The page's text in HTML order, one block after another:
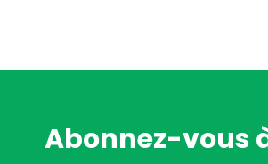
Abonnez-vous